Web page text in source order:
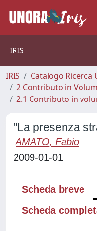
IRIS
IRIS
Catalogo Ricerca
2 Contributo in
2.1 Contributo in
"La presenza
AMATO, Fabio
2009-01-01
Scheda breve
Scheda